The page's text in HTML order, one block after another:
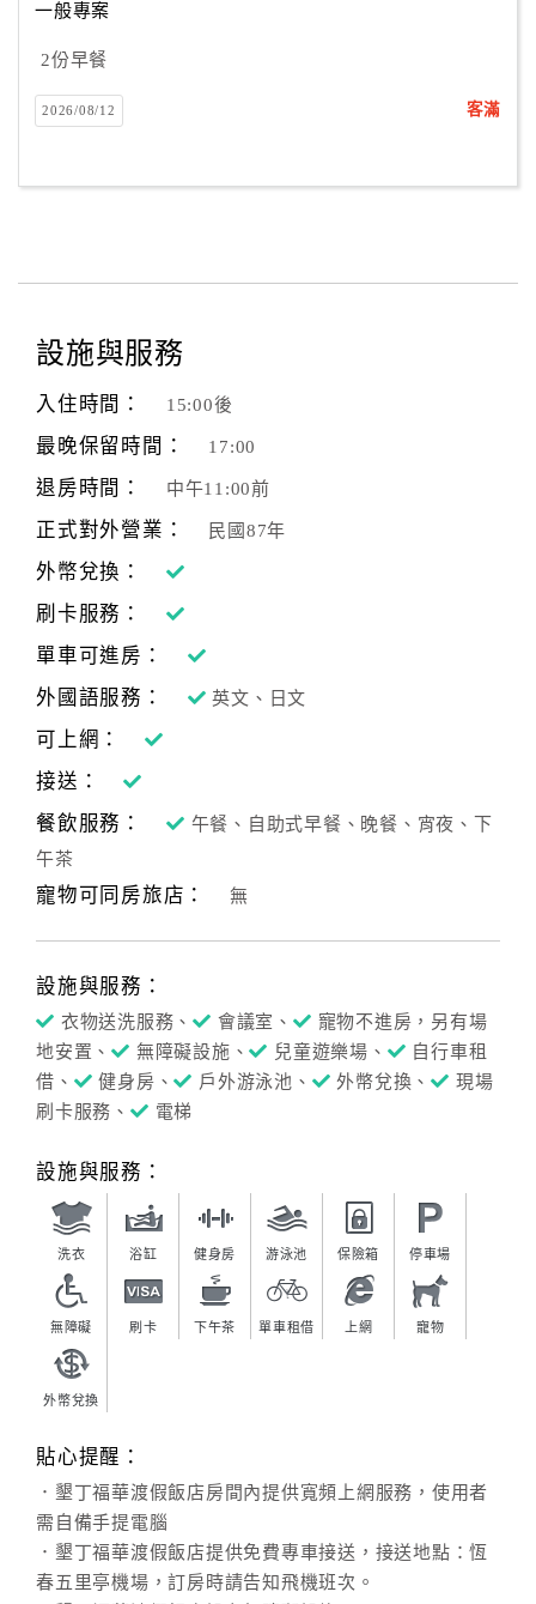
一般專案
2份早餐
2026/08/12 客滿
設施與服務
入住時間： 15:00後
最晚保留時間： 17:00
退房時間： 中午11:00前
正式對外營業： 民國87年
外幣兌換：
刷卡服務：
單車可進房：
外國語服務：
英文、日文
可上網：
接送：
餐飲服務：
午餐、自助式早餐、晚餐、宵夜、下
午茶
寵物可同房旅店： 無
設施與服務：
衣物送洗服務、 會議室、
寵物不進房，另有場
地安置、
無障礙設施、 兒童遊樂場、
自行車租
借、
健身房、 戶外游泳池、 外幣兌換、
現場
刷卡服務、
電梯
設施與服務：
洗衣 浴缸 健身房 游泳池 保險箱 停車場
無障礙 刷卡 下午茶 單車租借 上網 寵物
外幣兌換
貼心提醒：
．墾丁福華渡假飯店房間內提供寬頻上網服務，使用者
需自備手提電腦
．墾丁福華渡假飯店提供免費專車接送，接送地點：恆
春五里亭機場，訂房時請告知飛機班次。